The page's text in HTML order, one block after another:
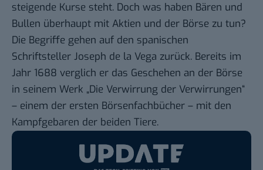
steigende Kurse steht. Doch was haben Bären und
Bullen überhaupt mit Aktien und der Börse zu tun?
Die Begriffe gehen auf den spanischen
Schriftsteller Joseph de la Vega zurück. Bereits im
Jahr 1688 verglich er das Geschehen an der Börse
in seinem Werk „Die Verwirrung der Verwirrungen“
– einem der ersten Börsenfachbücher – mit den
Kampfgebaren der beiden Tiere.